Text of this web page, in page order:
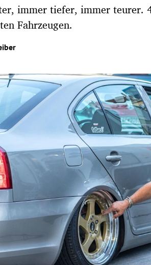
immer tiefer, immer teurer.
Fahrzeugen.
öffnen/schließen